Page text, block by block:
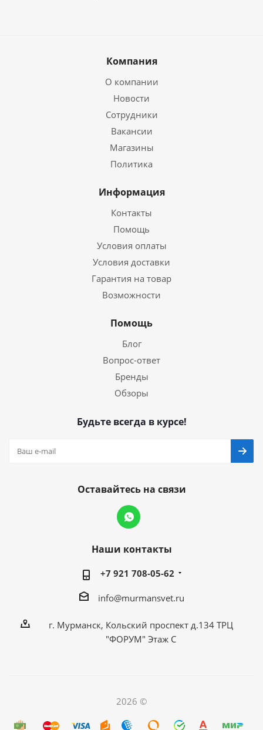
Компания
О компании
Новости
Сотрудники
Вакансии
Магазины
Политика
Информация
Контакты
Помощь
Условия оплаты
Условия доставки
Гарантия на товар
Возможности
Помощь
Блог
Вопрос-ответ
Бренды
Обзоры
Будьте всегда в курсе!
Оставайтесь на связи
Наши контакты
+7 921 708-05-62
info@murmansvet.ru
г. Мурманск, Кольский проспект д.134 ТРЦ
"ФОРУМ" Этаж С
2026 ©